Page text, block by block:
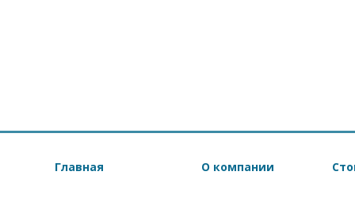
Главная О компании